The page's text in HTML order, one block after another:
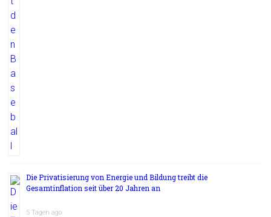
Die Privatisierung von Energie und Bildung treibt die
Gesamtinflation seit über 20 Jahren an
5 Tagen ago